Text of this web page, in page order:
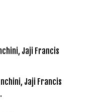
nchini, Jaji Francis